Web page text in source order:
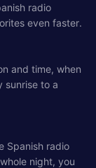
radio
even faster.
and time, when
sunrise to a
Spanish radio
night, you